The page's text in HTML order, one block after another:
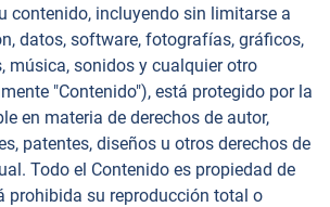
contenido, incluyendo sin limitarse a
datos, software, fotografías, gráficos,
música, sonidos y cualquier otro
"Contenido"), está protegido por la
en materia de derechos de autor,
patentes, diseños u otros derechos de
Todo el Contenido es propiedad de
prohibida su reproducción total o